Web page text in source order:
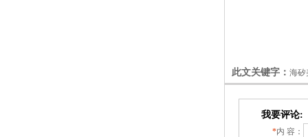
此文关键字： 海矽
我要评论:
*内 容：